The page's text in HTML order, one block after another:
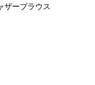
ザーブラウス